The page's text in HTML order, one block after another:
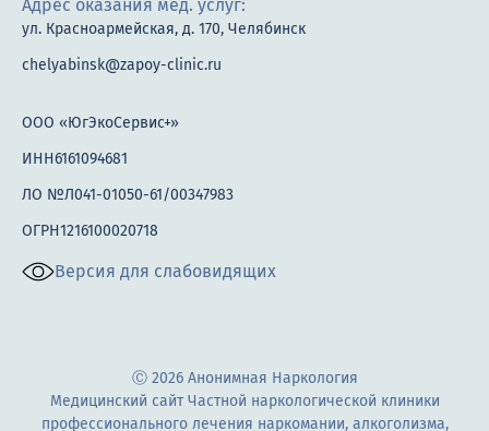
Адрес оказания мед. услуг:
ул. Красноармейская, д. 170, Челябинск
chelyabinsk@zapoy-clinic.ru
ООО «ЮгЭкоСервис+»
ИНН6161094681
ЛО №Л041-01050-61/00347983
ОГРН1216100020718
Версия для слабовидящих
Ⓒ 2026 Анонимная Наркология
Медицинский сайт Частной наркологической клиники
профессионального лечения наркомании, алкоголизма,